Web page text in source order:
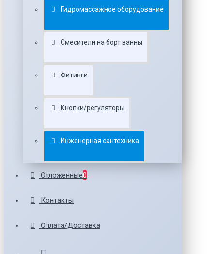
Гидромассажное оборудование
Смесители на борт ванны
Фитинги
Кнопки/регуляторы
Инженерная сантехника
Отложенные0
Контакты
Оплата/Доставка